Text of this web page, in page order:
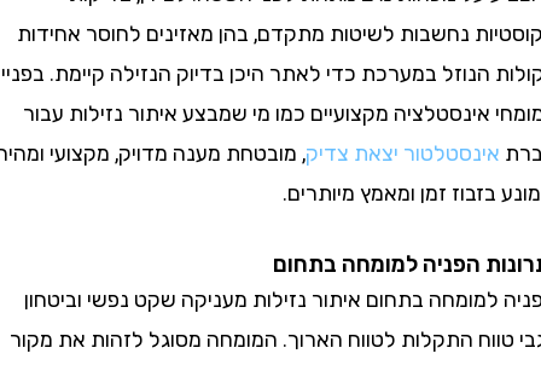
נחשבות לשיטות מתקדם, בהן מאזינים לחוסר אחידות
הנוזל במערכת כדי לאתר היכן בדיוק הנזילה קיימת. בפנייה
אינסטלציה מקצועיים כמו מי שמבצע איתור נזילות עבור
אינסטלטור יצאת צדיק , מובטחת מענה מדויק, מקצועי ומהיר
זמן ומאמץ מיותרים.
הפניה למומחה בתחום
בתחום איתור נזילות מעניקה שקט נפשי וביטחון
התקלות לטווח הארוך. המומחה מסוגל לזהות את מקור